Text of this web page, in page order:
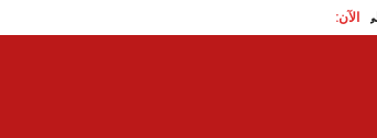
الآن:
الفوري على الناشطة السياسية سوار البرقاوي